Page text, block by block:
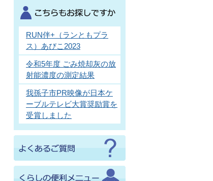
RUN伴+（ランともプラ
ス）あびこ2023
令和5年度 ごみ焼却灰の放
射能濃度の測定結果
我孫子市PR映像が日本ケ
ーブルテレビ大賞奨励賞を
受賞しました